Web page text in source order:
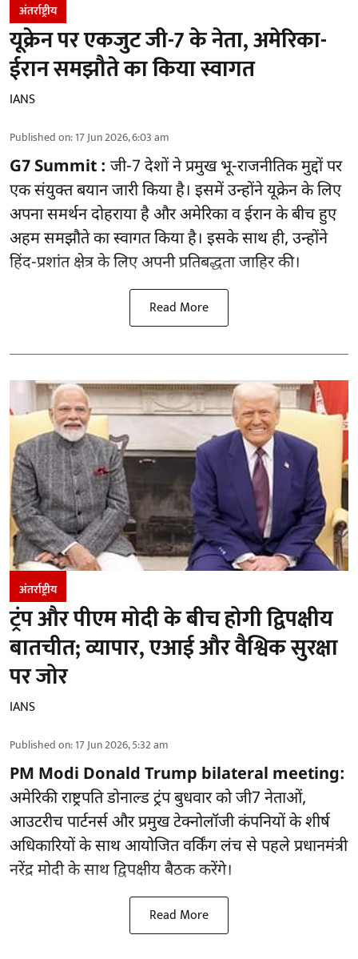
अंतर्राष्ट्रीय
यूक्रेन पर एकजुट जी-7 के नेता, अमेरिका-
ईरान समझौते का किया स्वागत
IANS
Published on:17 Jun 2026, 6:03 am
G7 Summit : जी-7 देशों ने प्रमुख भू-राजनीतिक मुद्दों पर
एक संयुक्त बयान जारी किया है। इसमें उन्होंने यूक्रेन के लिए
अपना समर्थन दोहराया है और अमेरिका व ईरान के बीच हुए
अहम समझौते का स्वागत किया है। इसके साथ ही, उन्होंने
हिंद-प्रशांत क्षेत्र के लिए अपनी प्रतिबद्धता जाहिर की।
Read More
अंतर्राष्ट्रीय
ट्रंप और पीएम मोदी के बीच होगी द्विपक्षीय
बातचीत; व्यापार, एआई और वैश्विक सुरक्षा
पर जोर
IANS
Published on:17 Jun 2026, 5:32 am
PM Modi Donald Trump bilateral meeting:
अमेरिकी राष्ट्रपति डोनाल्ड ट्रंप बुधवार को जी7 नेताओं,
आउटरीच पार्टनर्स और प्रमुख टेक्नोलॉजी कंपनियों के शीर्ष
अधिकारियों के साथ आयोजित वर्किंग लंच से पहले प्रधानमंत्री
नरेंद्र मोदी के साथ द्विपक्षीय बैठक करेंगे।
Read More